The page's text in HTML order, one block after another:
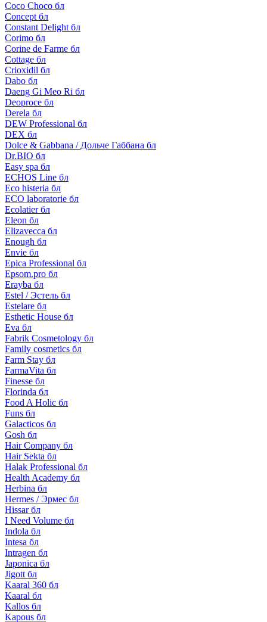
Coco Choco бл
Concept бл
Constant Delight бл
Corimo бл
Corine de Farme бл
Cottage бл
Crioxidil бл
Dabo бл
Daeng Gi Meo Ri бл
Deoproce бл
Derela бл
DEW Professional бл
DEX бл
Dolce & Gabbana / Дольче Габбана бл
Dr.BIO бл
Easy spa бл
ECHOS Line бл
Eco histeria бл
ECO laboratorie бл
Ecolatier бл
Eleon бл
Elizavecca бл
Enough бл
Envie бл
Epica Professional бл
Epsom.pro бл
Erayba бл
Estel / Эстель бл
Estelare бл
Esthetic House бл
Eva бл
Fabrik Cosmetology бл
Family cosmetics бл
Farm Stay бл
FarmaVita бл
Finesse бл
Florinda бл
Food A Holic бл
Funs бл
Galacticos бл
Gosh бл
Hair Company бл
Hair Sekta бл
Halak Professional бл
Health Academy бл
Herbina бл
Hermes / Эрмес бл
Hissar бл
I Need Volume бл
Indola бл
Intesa бл
Intragen бл
Japonica бл
Jigott бл
Kaaral 360 бл
Kaaral бл
Kallos бл
Kapous бл